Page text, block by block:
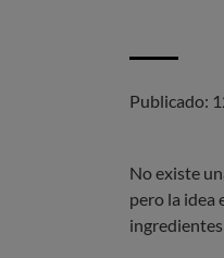
Publicado:
No existe
pero la idea